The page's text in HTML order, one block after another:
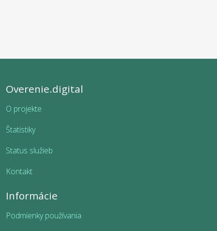
Overenie.digital
O projekte
Štatistiky
Status služieb
Kontakt
Informácie
Podmienky používania